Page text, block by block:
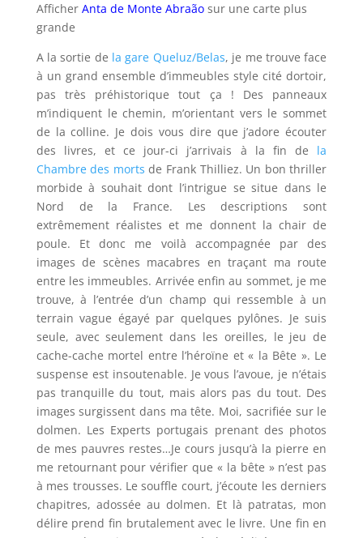
Afficher Anta de Monte Abraãosur une carte plus
grande
A la sortie de la gare Queluz/Belas, je me trouve face
à un grand ensemble d’immeubles style cité dortoir,
pas très préhistorique tout ça ! Des panneaux
m’indiquent le chemin, m’orientant vers le sommet
de la colline. Je dois vous dire que j’adore écouter
des livres, et ce jour-ci j’arrivais à la fin de la
Chambre des morts de Frank Thilliez. Un bon thriller
morbide à souhait dont l’intrigue se situe dans le
Nord de la France. Les descriptions sont
extrêmement réalistes et me donnent la chair de
poule. Et donc me voilà accompagnée par des
images de scènes macabres en traçant ma route
entre les immeubles. Arrivée enfin au sommet, je me
trouve, à l’entrée d’un champ qui ressemble à un
terrain vague égayé par quelques pylônes. Je suis
seule, avec seulement dans les oreilles, le jeu de
cache-cache mortel entre l’héroïne et « la Bête ». Le
suspense est insoutenable. Je vous l’avoue, je n’étais
pas tranquille du tout, mais alors pas du tout. Des
images surgissent dans ma tête. Moi, sacrifiée sur le
dolmen. Les Experts portugais prenant des photos
de mes pauvres restes…Je cours jusqu’à la pierre en
me retournant pour vérifier que « la bête » n’est pas
à mes trousses. Le souffle court, j’écoute les derniers
chapitres, adossée au dolmen. Et là patratas, mon
délire prend fin brutalement avec le livre. Une fin en